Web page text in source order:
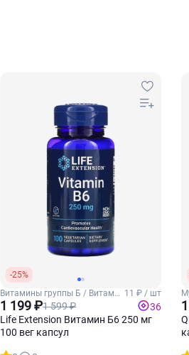
-25%
Витамины группы Б / Витамин
Б6
11 ₽ / шт
1 199 ₽1 599 ₽
36
Life Extension Витамин Б6 250 мг
100 вег капсул